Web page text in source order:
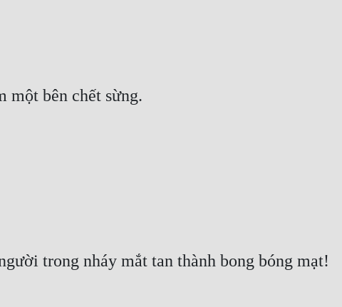
một bên chết sừng.
trong nháy mắt tan thành bong bóng mạt!